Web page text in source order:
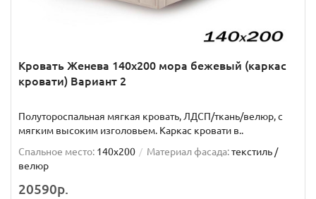
Кровать Женева 140х200 мора бежевый (каркас
кровати) Вариант 2
Полутороспальная мягкая кровать, ЛДСП/ткань/велюр, с
мягким высоким изголовьем. Каркас кровати в..
Спальное место: 140x200 Материал фасада:текстиль /
велюр
20590р.